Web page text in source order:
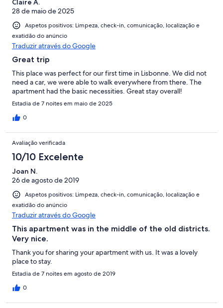
Claire A.
28 de maio de 2025
Aspetos positivos: Limpeza, check-in, comunicação, localização e
exatidão do anúncio
Traduzir através do Google
Great trip
This place was perfect for our first time in Lisbonne. We did not
need a car, we were able to walk everywhere from there. The
apartment had the basic necessities. Great stay overall!
Estadia de 7 noites em maio de 2025
0
Avaliação verificada
10/10 Excelente
Joan N.
26 de agosto de 2019
Aspetos positivos: Limpeza, check-in, comunicação, localização e
exatidão do anúncio
Traduzir através do Google
This apartment was in the middle of the old districts.
Very nice.
Thank you for sharing your apartment with us. It was a lovely
place to stay.
Estadia de 7 noites em agosto de 2019
0